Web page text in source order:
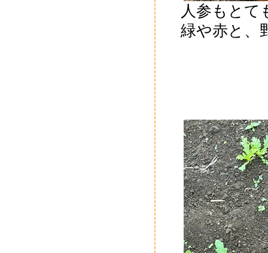
人参もとて
緑や赤と、